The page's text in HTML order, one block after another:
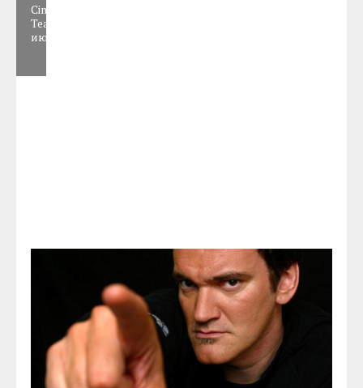
Cinemaholics
Team
июля 2014